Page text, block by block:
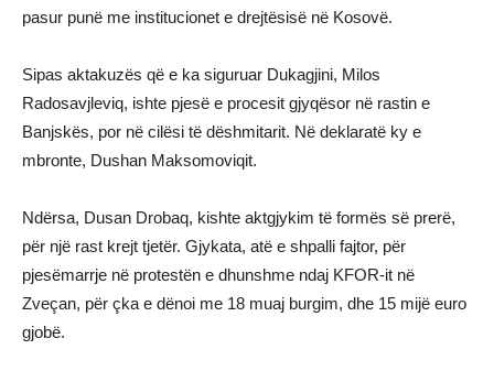
pasur punë me institucionet e drejtësisë në Kosovë.
Sipas aktakuzës që e ka siguruar Dukagjini, Milos
Radosavjleviq, ishte pjesë e procesit gjyqësor në rastin e
Banjskës, por në cilësi të dëshmitarit. Në deklaratë ky e
mbronte, Dushan Maksomoviqit.
Ndërsa, Dusan Drobaq, kishte aktgjykim të formës së prerë,
për një rast krejt tjetër. Gjykata, atë e shpalli fajtor, për
pjesëmarrje në protestën e dhunshme ndaj KFOR-it në
Zveçan, për çka e dënoi me 18 muaj burgim, dhe 15 mijë euro
gjobë.